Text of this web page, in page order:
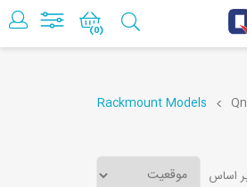
(0)
Rackmount Models
اساس